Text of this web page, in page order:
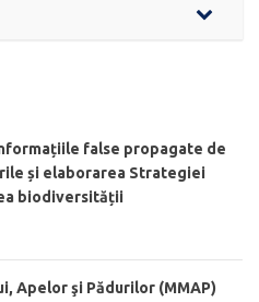
false propagate de
și elaborarea Strategiei
biodiversității
Apelor şi Pădurilor (MMAP)